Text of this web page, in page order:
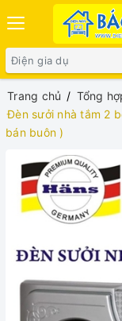
Trang chủ
Tổng
Đèn sưởi nhà tắm 2
bán buôn )